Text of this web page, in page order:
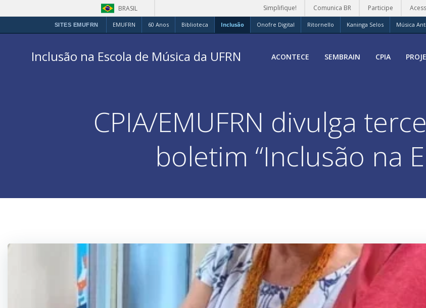
BRASIL Simplifique! Comunica BR Participe
SITES EMUFRN EMUFRN 60 Anos Biblioteca Inclusão Onofre Digital Ritornello Kaninga Selos Música
Inclusão na Escola de Música da UFRN ACONTECE SEMBRAIN CPIA
CPIA/EMUFRN divulga
boletim “Inclusão na